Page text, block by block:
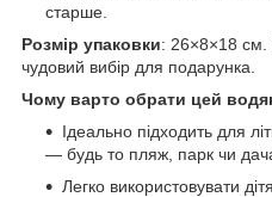
старше.
Розмір упаковки: 26×8×18 см.
чудовий вибір для подарунка.
Чому варто обрати цей
Ідеально підходить для
— будь то пляж, парк чи
Легко використовувати